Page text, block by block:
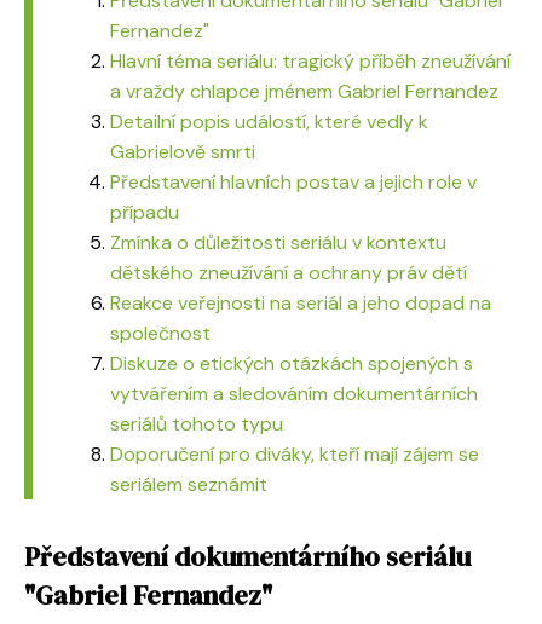
Fernandez"
Hlavní téma seriálu: tragický příběh zneužívání
a vraždy chlapce jménem Gabriel Fernandez
Detailní popis událostí, které vedly k
Gabrielově smrti
Představení hlavních postav a jejich role v
případu
Zmínka o důležitosti seriálu v kontextu
dětského zneužívání a ochrany práv dětí
Reakce veřejnosti na seriál a jeho dopad na
společnost
Diskuze o etických otázkách spojených s
vytvářením a sledováním dokumentárních
seriálů tohoto typu
Doporučení pro diváky, kteří mají zájem se
seriálem seznámit
Představení dokumentárního seriálu
"Gabriel Fernandez"